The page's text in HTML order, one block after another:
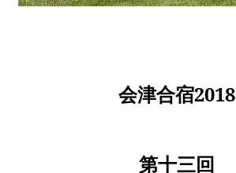
会津合宿2018
第十三回